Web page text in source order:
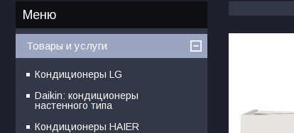
Товары и услуги
Кондиционеры LG
Daikin: кондиционеры
настенного типа
Кондиционеры HAIER